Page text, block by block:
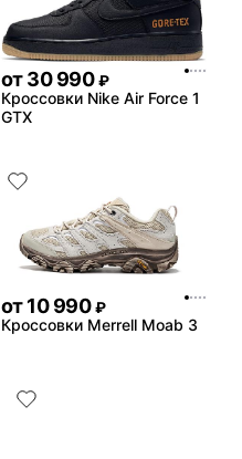
от30 990 ₽
Кроссовки Nike Air Force 1
GTX
от10 990 ₽
Кроссовки Merrell Moab 3